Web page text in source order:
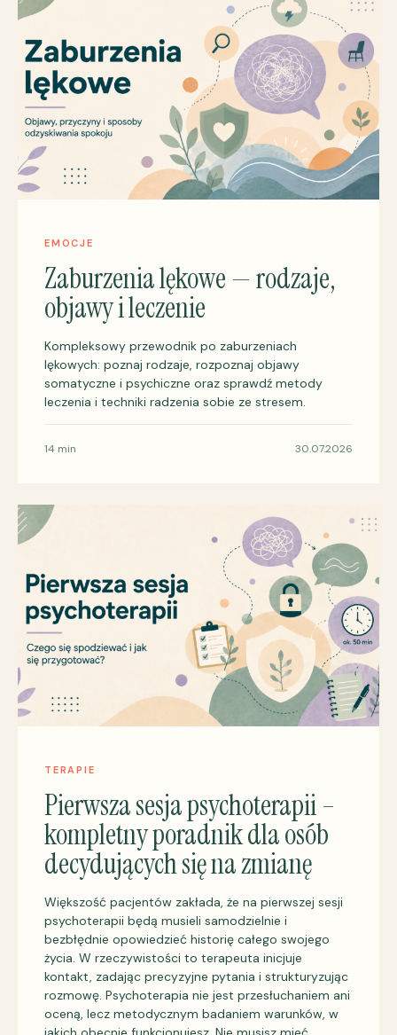
EMOCJE
Zaburzenia lękowe — rodzaje,
objawy i leczenie
Kompleksowy przewodnik po zaburzeniach
lękowych: poznaj rodzaje, rozpoznaj objawy
somatyczne i psychiczne oraz sprawdź metody
leczenia i techniki radzenia sobie ze stresem.
14 min 30.07.2026
TERAPIE
Pierwsza sesja psychoterapii –
kompletny poradnik dla osób
decydujących się na zmianę
Większość pacjentów zakłada, że na pierwszej sesji
psychoterapii będą musieli samodzielnie i
bezbłędnie opowiedzieć historię całego swojego
życia. W rzeczywistości to terapeuta inicjuje
kontakt, zadając precyzyjne pytania i strukturyzując
rozmowę. Psychoterapia nie jest przesłuchaniem ani
oceną, lecz metodycznym badaniem warunków, w